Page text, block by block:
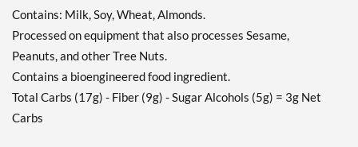
Precio de venta: C$11.27
Guardar 36%
Peanut Butter Granola 12
Contains: Milk, Soy, Wheat, Almonds.
Processed on equipment that also processes Sesame,
Peanuts, and other Tree Nuts.
Contains a bioengineered food ingredient.
Total Carbs (17g) - Fiber (9g) - Sugar Alcohols (5g) = 3g Net
Carbs